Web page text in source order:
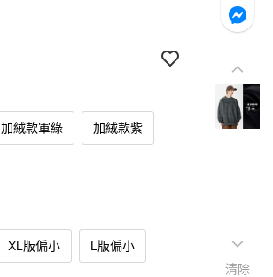
加絨款軍綠 加絨款紫
XL版偏小 L版偏小
清除